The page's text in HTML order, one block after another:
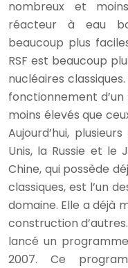
nombreux et
réacteur à eau
beaucoup plus
RSF est beaucoup
nucléaires
fonctionnement d’un
moins élevés que
Aujourd’hui,
Unis, la Russie et le
Chine, qui possède
classiques, est l’un
domaine. Elle a déjà
construction
lancé un
2007. Ce